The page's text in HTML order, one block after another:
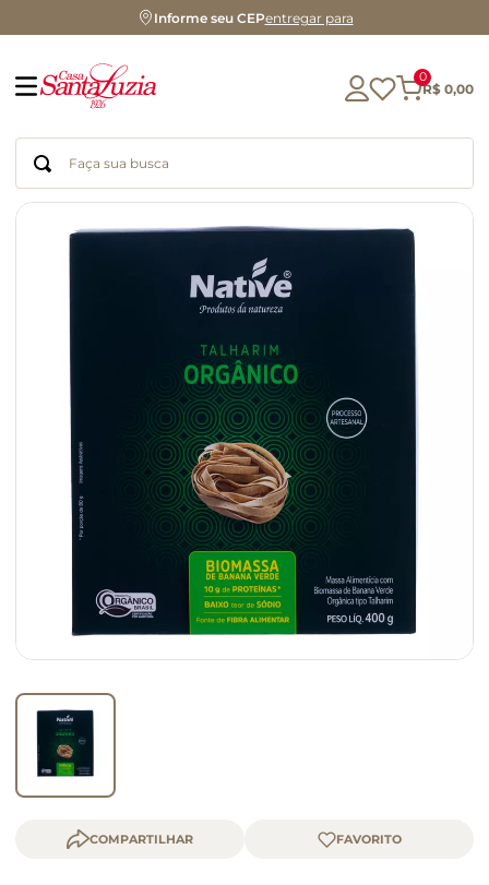
Informe seu CEPentregar para
0
R$ 0,00
Faça sua busca
COMPARTILHAR
Termos mais buscados
biscoito
cerveja
macarrão